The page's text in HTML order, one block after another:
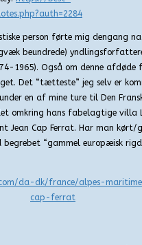
person førte mig dengang
beundrede)
1965). Også om denne
Det “tætteste” jeg selv er
en af mine ture til Den
omkring hans fabelagtige villa
Jean Cap Ferrat. Har man
“gammel europæisk
da-dk/france/alpes-
cap-ferrat